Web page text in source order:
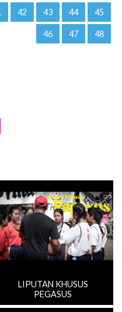
42 43 44 45
46 47 48
LIPUTAN KHUSUS
PEGASUS